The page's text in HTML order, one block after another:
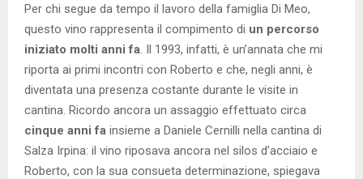
Per chi segue da tempo il lavoro della famiglia Di Meo,
questo vino rappresenta il compimento di un percorso
iniziato molti anni fa. Il 1993, infatti, è un’annata che mi
riporta ai primi incontri con Roberto e che, negli anni, è
diventata una presenza costante durante le visite in
cantina. Ricordo ancora un assaggio effettuato circa
cinque anni fa insieme a Daniele Cernilli nella cantina di
Salza Irpina: il vino riposava ancora nel silos d’acciaio e
Roberto, con la sua consueta determinazione, spiegava